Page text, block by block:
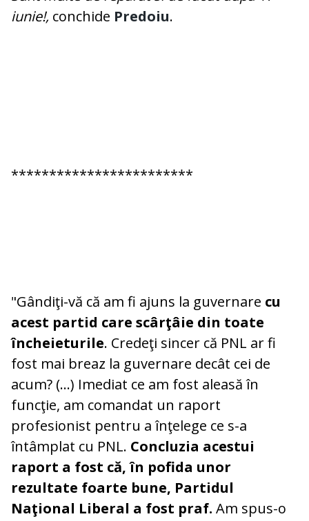
iunie!, conchide Predoiu.
************************
"Gândiţi-vă că am fi ajuns la guvernare cu
acest partid care scârţâie din toate
încheieturile. Credeţi sincer că PNL ar fi
fost mai breaz la guvernare decât cei de
acum? (...) Imediat ce am fost aleasă în
funcţie, am comandat un raport
profesionist pentru a înţelege ce s-a
întâmplat cu PNL. Concluzia acestui
raport a fost că, în pofida unor
rezultate foarte bune, Partidul
Naţional Liberal a fost praf. Am spus-o